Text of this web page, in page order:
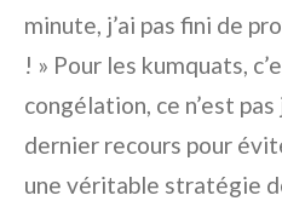
minute, j’ai pas fini de
! » Pour les kumquats,
congélation, ce n’est
dernier recours pour
une véritable stratégie